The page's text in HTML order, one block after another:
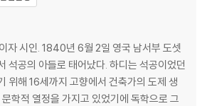
자 시인. 1840년 6월 2일 영국 남서부 도셋
석공의 아들로 태어났다. 하디는 석공이었던
위해 16세까지 고향에서 건축가의 도제 생
학적 열정을 가지고 있었기에 독학으로 그